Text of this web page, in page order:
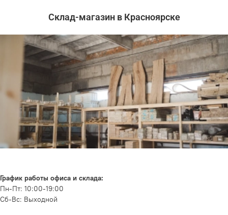
Склад-магазин в Красноярске
График работы офиса и склада:
Пн-Пт: 10:00-19:00
Сб-Вс: Выходной